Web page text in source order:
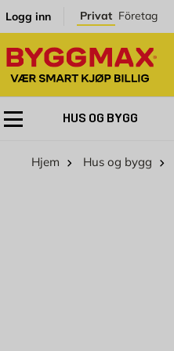
Logg inn Privat Företag
HUS OG BYGG
Hjem Hus og bygg